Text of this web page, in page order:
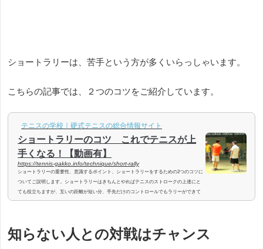
ショートラリーは、苦手という方が多くいらっしゃいます。
こちらの記事では、２つのコツをご紹介しています。
テニスの学校｜硬式テニスの総合情報サイト
ショートラリーのコツ これでテニスが上
手くなる！【動画有】
https://tennis-gakko.info/technique/short-rally
ショートラリーの重要性、意識するポイント、ショートラリーをするための2つのコツに
ついてご説明します。ショートラリーはきちんとやればテニスのストロークの上達にと
ても役立ちますが、互いの距離が短い分、手先だけのコントロールでもラリーができて
しまうので、打ち方がいい加減だと逆効果となってしまいます。テニススクールや仲間
人が結構います。これを読んで...
知らない人との対戦はチャンス